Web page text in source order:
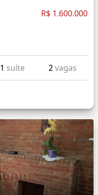
R$ 1.600.000
1 suíte 2vagas